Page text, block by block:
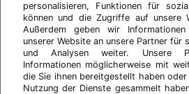
personalisieren, Funktionen für
können und die Zugriffe auf unsere
Außerdem geben wir
unserer Website an unsere Partner für
und Analysen weiter. Unsere
Informationen möglicherweise mit
die Sie ihnen bereitgestellt haben
Nutzung der Dienste gesammelt